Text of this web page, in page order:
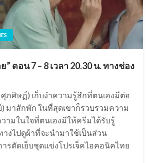
ตอน 7 – 8 เวลา 20.30 น. ทางช่อง
ภศิษฏ์) เก็บงำความรู้สึกที่ตนเองมีต่อ
มาสักพัก ในที่สุดเขาก็รวบรวมความ
ามในใจที่ตนเองมีให้ครีมได้รับรู้
างไปดูผ้าที่จะนำมาใช้เป็นส่วน
รตัดเย็บชุดแข่งโปรเจ็คไอคอนิคไทย